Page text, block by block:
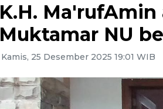
K.H.
Muktamar NU
Kamis, 25 Desember 2025 19:01 WIB